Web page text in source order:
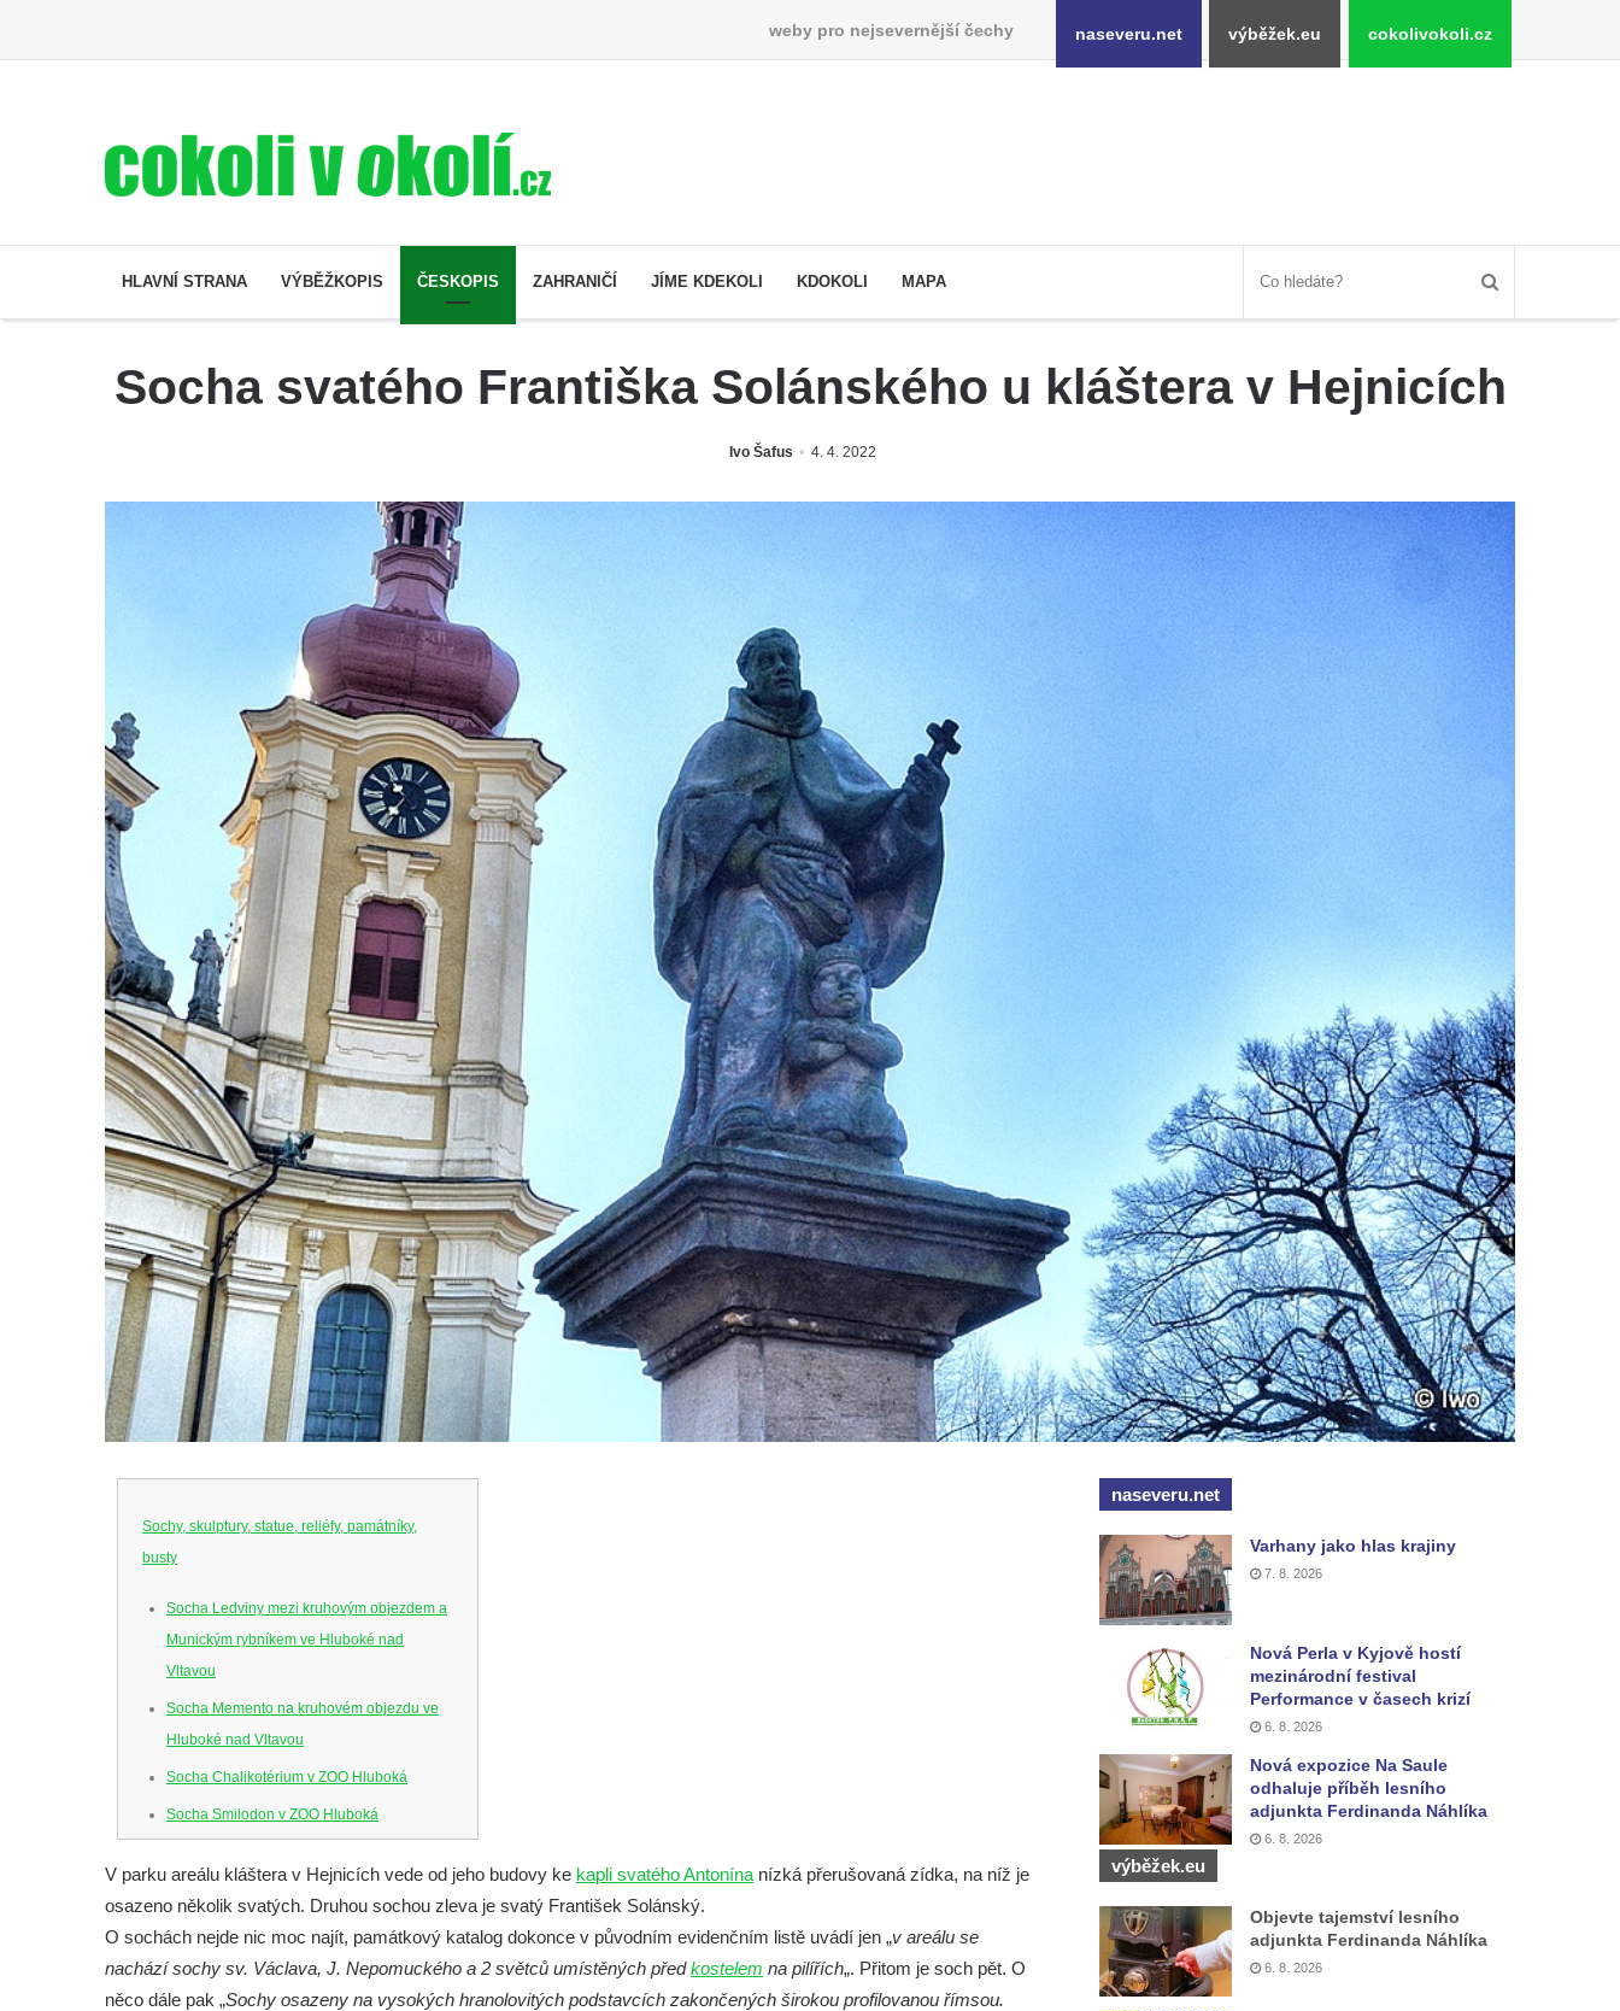
weby pro nejsevernější čechy naseveru.net výběžek.eu cokolivokoli.cz
HLAVNÍ STRANA VÝBĚŽKOPIS ČESKOPIS ZAHRANIČÍ JÍME KDEKOLI KDOKOLI MAPA
Socha svatého Františka Solánského u kláštera v Hejnicích
Ivo Šafus 4. 4. 2022
Sochy, skulptury, statue, reliéfy, památníky,
busty
Socha Ledviny mezi kruhovým objezdem a
Munickým rybníkem ve Hluboké nad
Vltavou
Socha Memento na kruhovém objezdu ve
Hluboké nad Vltavou
Socha Chalikotérium v ZOO Hluboká
Socha Smilodon v ZOO Hluboká
Socha Koroun bezzubý v ZOO Hluboká
Socha Plejtvák obrovský v ZOO Hluboká
Socha Medvěd jeskynní v ZOO Hluboká
Socha Mamutí lebka v ZOO Hluboká
V parku areálu kláštera v Hejnicích vede od jeho budovy ke kapli svatého Antonína nízká přerušovaná zídka, na níž je
osazeno několik svatých. Druhou sochou zleva je svatý František Solánský.
O sochách nejde nic moc najít, památkový katalog dokonce v původním evidenčním listě uvádí jen „v areálu se
nachází sochy sv. Václava, J. Nepomuckého a 2 světců umístěných předkostelem na pilířích„. Přitom je soch pět. O
něco dále pak „Sochy osazeny na vysokých hranolovitých podstavcích zakončených širokou profilovanou římsou.
naseveru.net
Varhany jako hlas krajiny
7. 8. 2026
Nová Perla v Kyjově hostí
mezinárodní festival
Performance v časech krizí
6. 8. 2026
Nová expozice Na Saule
odhaluje příběh lesního
adjunkta Ferdinanda Náhlíka
6. 8. 2026
výběžek.eu
Objevte tajemství lesního
adjunkta Ferdinanda Náhlíka
6. 8. 2026